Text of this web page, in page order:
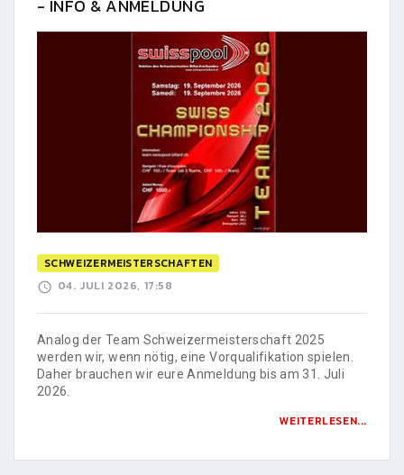
- INFO & ANMELDUNG
SCHWEIZERMEISTERSCHAFTEN
04. JULI 2026, 17:58
Analog der Team Schweizermeisterschaft 2025
werden wir, wenn nötig, eine Vorqualifikation spielen.
Daher brauchen wir eure Anmeldung bis am 31. Juli
2026.
WEITERLESEN...